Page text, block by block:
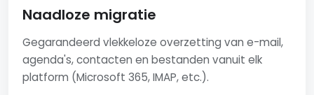
Naadloze migratie
Gegarandeerd vlekkeloze overzetting van e-mail,
agenda's, contacten en bestanden vanuit elk
platform (Microsoft 365, IMAP, etc.).